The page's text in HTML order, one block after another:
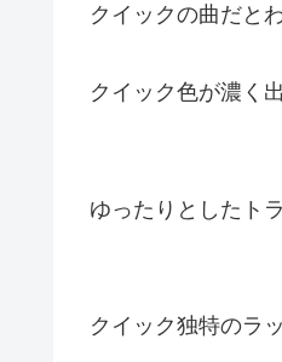
クイックの曲だと
クイック色が濃く
ゆったりとしたト
クイック独特のラ